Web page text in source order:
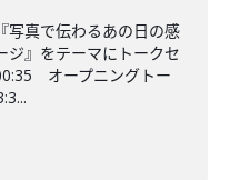
写真で伝わるあの日の感
ジ』をテーマにトークセ
オープニングトー